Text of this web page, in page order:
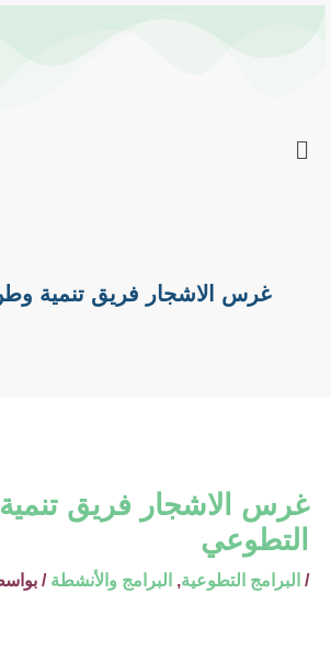
غرس الاشجار فريق تنمية
غرس الاشجار فريق
التطوعي
/ البرامج التطوعية, البرامج والأنشطة /
navigation